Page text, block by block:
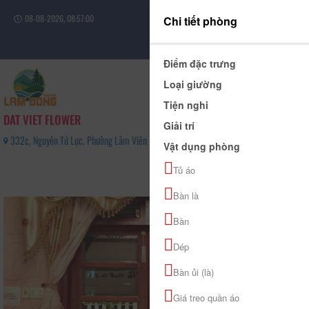
08-08-2026, 08:57:00
Đăng nhập
DAT VIET FLOWER
332c, Nguyên Tử Lực, Phường Lâm Viên - Đà Lạt, Tỉnh Lâm Đồng - 096 212 11 75
Chi tiết phòng
Điểm đặc trưng
Loại giường
Tiện nghi
Giải trí
Vật dụng phòng
Tủ áo
Bàn là
Bàn
Dép
Bàn ủi (là)
Giá treo quần áo